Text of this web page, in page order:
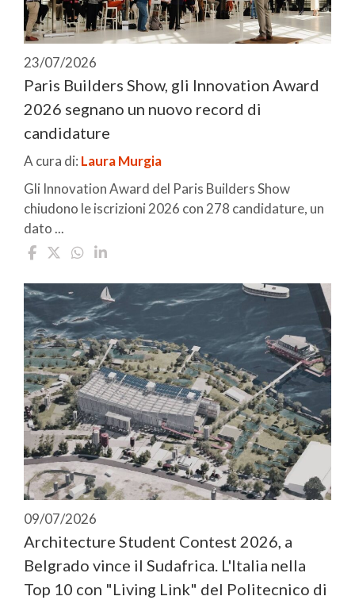
23/07/2026
Paris Builders Show, gli Innovation Award
2026 segnano un nuovo record di
candidature
A cura di: Laura Murgia
Gli Innovation Award del Paris Builders Show
chiudono le iscrizioni 2026 con 278 candidature, un
dato ...
09/07/2026
Architecture Student Contest 2026, a
Belgrado vince il Sudafrica. L'Italia nella
Top 10 con "Living Link" del Politecnico di